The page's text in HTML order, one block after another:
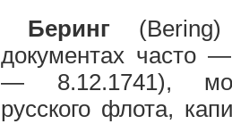
Беринг
документах часто
— 8.12.1741),
русского флота,